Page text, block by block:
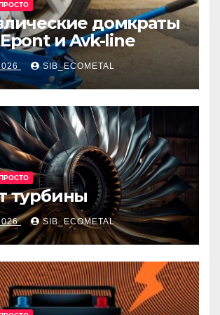
домкраты
и Avk-line
SIB_ECOMETAL
турбины
SIB_ECOMETAL